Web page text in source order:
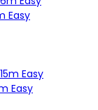
Easy
Easy